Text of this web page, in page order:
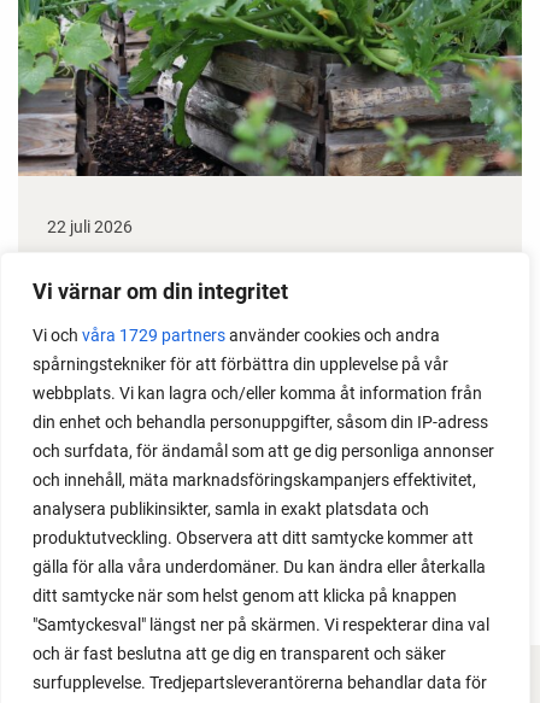
Vi värnar om din integritet
Vi och våra 1729 partnersanvänder cookies och andra
spårningstekniker för att förbättra din upplevelse på vår
webbplats. Vi kan lagra och/eller komma åt information från
din enhet och behandla personuppgifter, såsom din IP-adress
och surfdata, för ändamål som att ge dig personliga annonser
och innehåll, mäta marknadsföringskampanjers effektivitet,
analysera publikinsikter, samla in exakt platsdata och
produktutveckling. Observera att ditt samtycke kommer att
gälla för alla våra underdomäner. Du kan ändra eller återkalla
ditt samtycke när som helst genom att klicka på knappen
"Samtyckesval" längst ner på skärmen. Vi respekterar dina val
och är fast beslutna att ge dig en transparent och säker
surfupplevelse. Tredjepartsleverantörerna behandlar data för
22 juli 2026
växter i en pallkrage tillsammans med andra växter.
Perfekt om du vill odla mycket i på liten yta.